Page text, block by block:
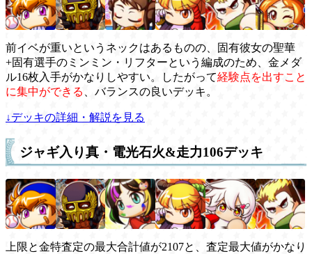
前イベが重いというネックはあるものの、固有彼女の聖華
+固有選手のミンミン・リフターという編成のため、金メダ
ル16枚入手がかなりしやすい。したがって経験点を出すこと
に集中ができる
、バランスの良いデッキ。
↓デッキの詳細・解説を見る
ジャギ入り真・電光石火&走力106デッキ
上限と金特査定の最大合計値が2107と、査定最大値がかなり